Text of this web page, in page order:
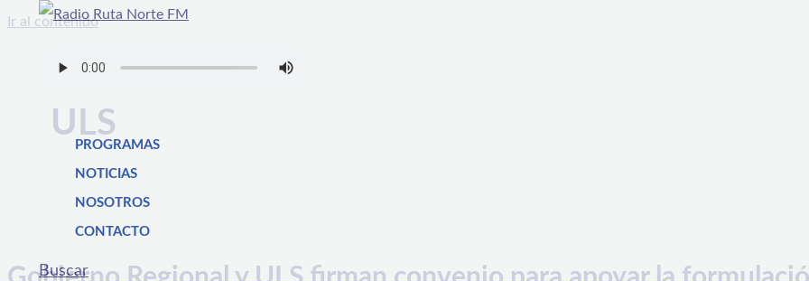
Ir al contenido
PROGRAMAS
NOTICIAS
NOSOTROS
CONTACTO
Buscar
ULS